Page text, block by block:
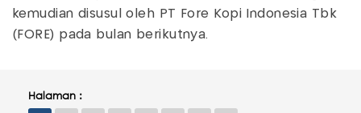
kemudian disusul oleh PT Fore Kopi Indonesia Tbk
(FORE) pada bulan berikutnya.
Halaman :